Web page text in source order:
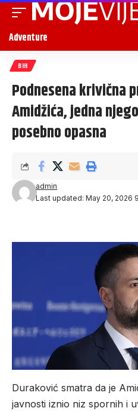
Adventure
BIH
Podnesena krivična
Amidžića, jedna
posebno opasna
Last updated: May 20, 2026
admin
Duraković smatra da je
javnosti iznio niz spornih i